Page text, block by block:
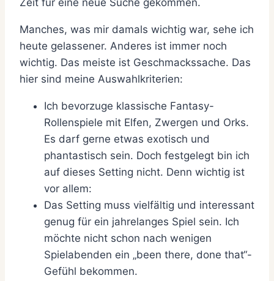
Zeit für eine neue Suche gekommen.
Manches, was mir damals wichtig war, sehe ich
heute gelassener. Anderes ist immer noch
wichtig. Das meiste ist Geschmackssache. Das
hier sind meine Auswahlkriterien:
Ich bevorzuge klassische Fantasy-
Rollenspiele mit Elfen, Zwergen und Orks.
Es darf gerne etwas exotisch und
phantastisch sein. Doch festgelegt bin ich
auf dieses Setting nicht. Denn wichtig ist
vor allem:
Das Setting muss vielfältig und interessant
genug für ein jahrelanges Spiel sein. Ich
möchte nicht schon nach wenigen
Spielabenden ein „been there, done that“-
Gefühl bekommen.